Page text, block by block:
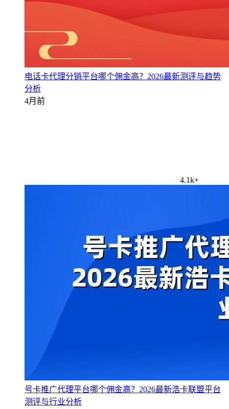
电话卡代理分销平台哪个佣金高？2026最新测评与趋势
分析
4月前
4.1k+
号卡推广代理平台哪个佣金高？2026最新浩卡联盟平台
测评与行业分析